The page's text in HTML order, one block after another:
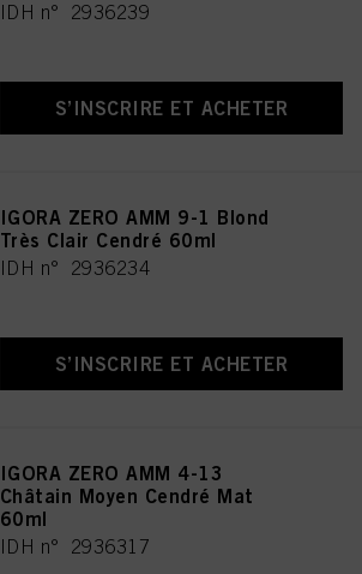
IDH n° 2936239
S’INSCRIRE ET ACHETER
IGORA ZERO AMM 9-1 Blond
Très Clair Cendré 60ml
IDH n° 2936234
S’INSCRIRE ET ACHETER
IGORA ZERO AMM 4-13
Châtain Moyen Cendré Mat
60ml
IDH n° 2936317